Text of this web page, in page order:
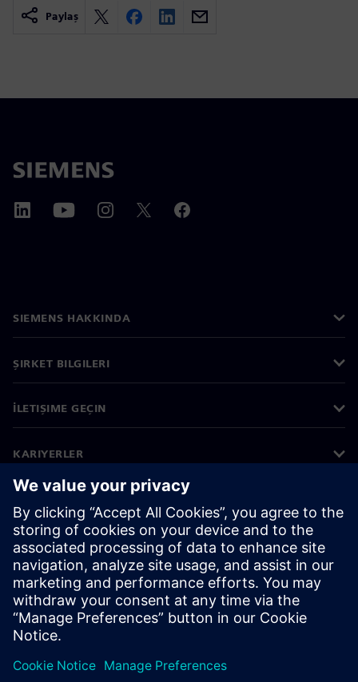
Paylaş
SIEMENS HAKKINDA
ŞIRKET BILGILERI
İLETIŞIME GEÇIN
KARIYERLER
©Siemens 2026
Kurumsal bilgiler
Gizlilik bildirimi
Çerez bildirimi
Kullanım koşulları